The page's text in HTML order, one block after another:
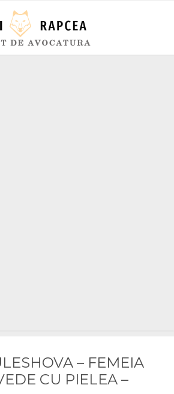
– FEMEIA
CU PIELEA –